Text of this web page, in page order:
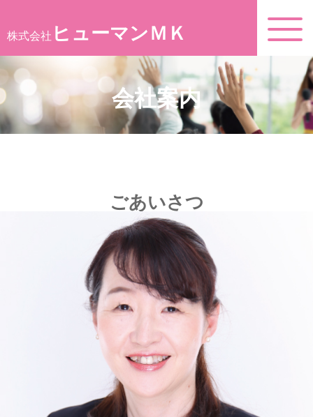
株式会社 ヒューマンＭＫ
会社案内
ごあいさつ